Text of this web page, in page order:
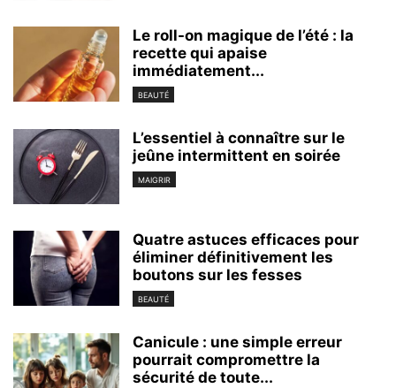
Le roll-on magique de l’été : la
recette qui apaise
immédiatement...
BEAUTÉ
L’essentiel à connaître sur le
jeûne intermittent en soirée
MAIGRIR
Quatre astuces efficaces pour
éliminer définitivement les
boutons sur les fesses
BEAUTÉ
Canicule : une simple erreur
pourrait compromettre la
sécurité de toute...